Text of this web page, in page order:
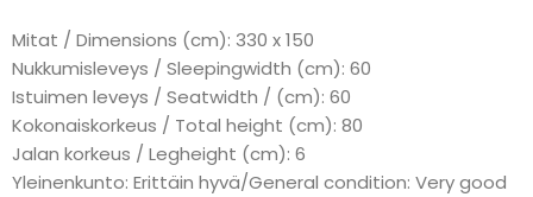
Mitat / Dimensions (cm): 330 x 150
Nukkumisleveys / Sleepingwidth (cm): 60
Istuimen leveys / Seatwidth / (cm): 60
Kokonaiskorkeus / Total height (cm): 80
Jalan korkeus / Legheight (cm): 6
Yleinenkunto: Erittäin hyvä/General condition: Very good